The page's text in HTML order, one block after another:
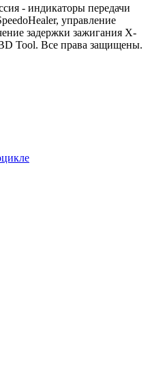
- индикаторы передачи
управление
задержки зажигания X-
Tool. Все права защищены.